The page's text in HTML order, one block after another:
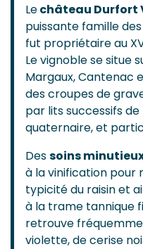
Lechâteau Durfort
puissante famille
fut propriétaire au
Le vignoble se situe
Margaux, Cantenac
des croupes de
par lits successifs
quaternaire, et
Dessoins
à la vinification pour
typicité du raisin et
à la trame tannique
retrouve
violette, de cerise